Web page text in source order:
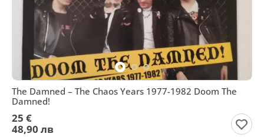
The Damned ‎– The Chaos Years 1977-1982 Doom The
Damned!
25 €
48,90 лв